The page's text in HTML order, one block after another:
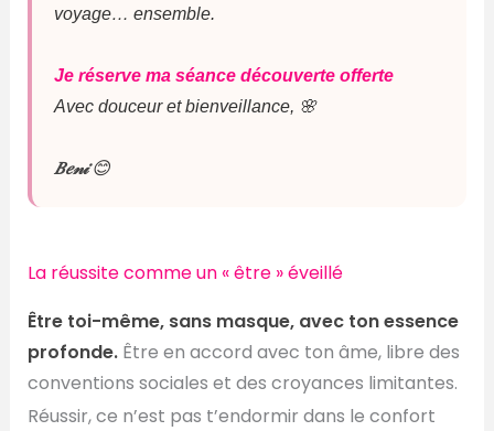
voyage… ensemble.
Je réserve ma séance découverte offerte
Avec douceur et bienveillance, 🌸
𝐵𝑒𝓃𝒾😊
La réussite comme un « être » éveillé
Être toi-même, sans masque, avec ton essence
profonde.Être en accord avec ton âme, libre des
conventions sociales et des croyances limitantes.
Réussir, ce n’est pas t’endormir dans le confort